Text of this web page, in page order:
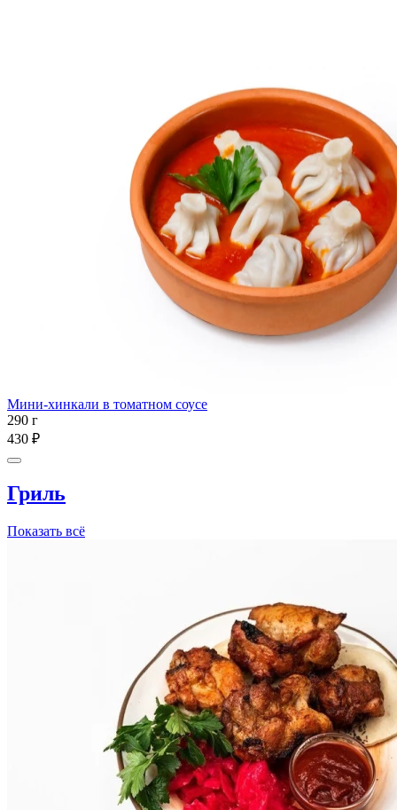
Мини-хинкали в томатном соусе
290 г
430 ₽
Гриль
Показать всё